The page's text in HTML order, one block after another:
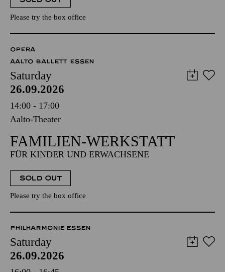
Please try the box office
OPERA
AALTO BALLETT ESSEN
Saturday
26.09.2026
14:00 - 17:00
Aalto-Theater
FAMILIEN-WERKSTATT
FÜR KINDER UND ERWACHSENE
SOLD OUT
Please try the box office
PHILHARMONIE ESSEN
Saturday
26.09.2026